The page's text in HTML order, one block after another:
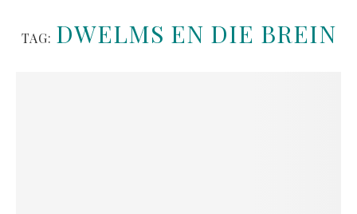
TAG: DWELMS EN DIE BREIN